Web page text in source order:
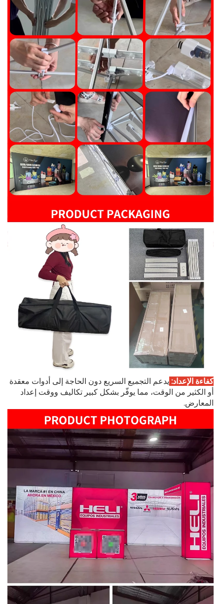
كفاءة الإعداد:يدعم التجميع السريع دون الحاجة إلى أدوات معقدة
أو الكثير من الوقت، مما يوفّر بشكل كبير تكاليف ووقت إعداد
المعارض.